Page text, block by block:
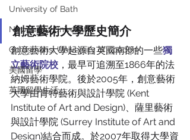
University of Bath
Newcastle University
Goldsmiths, University of London
美國留學
英國留學生活
創意藝術大學歷史簡介
創意藝術大學起源自英國南部的一些獨
立藝術院校 ，最早可追溯至1866年的法
納姆藝術學院。後於2005年，創意藝術
大學由肯特藝術與設計學院 (Kent
Institute of Art and Design)、薩里藝術
與設計學院 (Surrey Institute of Art and
Design)結合而成。於2007年取得大學資